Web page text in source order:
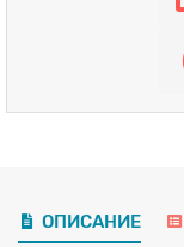
ОПИСАНИЕ